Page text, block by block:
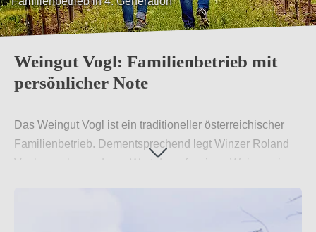
Weingut Vogl: Familienbetrieb mit
persönlicher Note
Das Weingut Vogl ist ein traditioneller österreichischer
Familienbetrieb. Dementsprechend legt Winzer Roland
Vogl ganz besonderen Wert darauf, seinen Weinen eine
bewirtschaftet, sodass er für größte Sorgfalt und Liebe zur